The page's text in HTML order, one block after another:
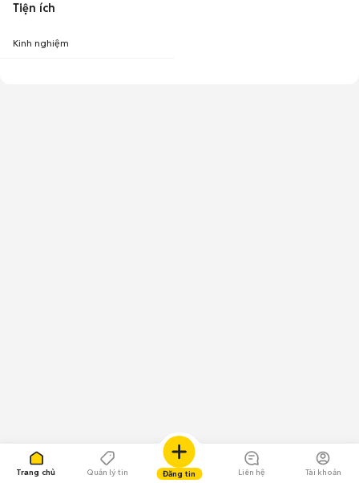
Trang chủ Quản lý tin Đăng tin Liên hệ Tài khoản
Tiện ích
Kinh nghiệm